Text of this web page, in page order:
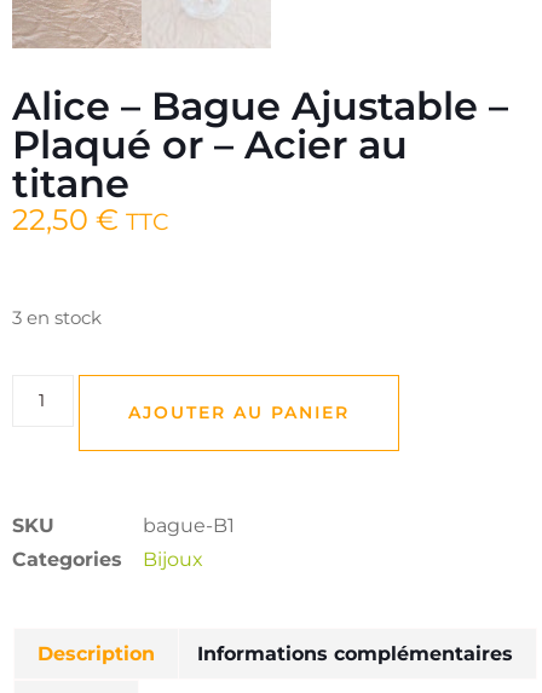
Alice – Bague Ajustable –
Plaqué or – Acier au
titane
22,50 € TTC
3 en stock
AJOUTER AU PANIER
SKU
bague-B1
Categories
Bijoux
Description Informations complémentaires